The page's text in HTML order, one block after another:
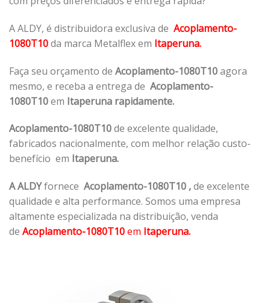
A ALDY, é distribuidora exclusiva de Acoplamento-
1080T10da marca Metalflex em Itaperuna.
Faça seu orçamento de Acoplamento-1080T10agora
mesmo, e receba a entrega de Acoplamento-
1080T10em Itaperuna rapidamente.
Acoplamento-1080T10de excelente qualidade,
fabricados nacionalmente, com melhor relação custo-
benefício em Itaperuna.
A ALDYfornece Acoplamento-1080T10 ,de excelente
qualidade e alta performance. Somos uma empresa
altamente especializada na distribuição, venda
de Acoplamento-1080T10em Itaperuna.